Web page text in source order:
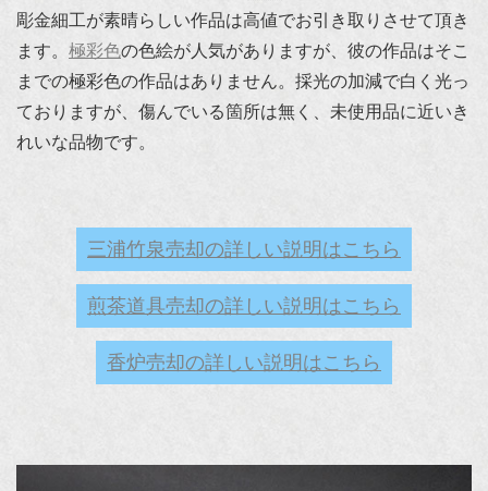
彫金細工が素晴らしい作品は高値でお引き取りさせて頂き
ます。 極彩色の色絵が人気がありますが、彼の作品はそこ
までの極彩色の作品はありません。採光の加減で白く光っ
ておりますが、傷んでいる箇所は無く、未使用品に近いき
れいな品物です。
三浦竹泉売却の詳しい説明はこちら
煎茶道具売却の詳しい説明はこちら
香炉売却の詳しい説明はこちら